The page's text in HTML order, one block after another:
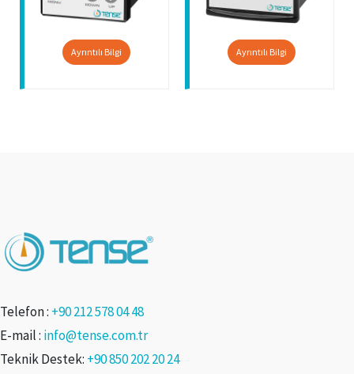
Ayrıntılı Bilgi Ayrıntılı Bilgi
Telefon : +90 212 578 04 48
E-mail : info@tense.com.tr
Teknik Destek: +90 850 202 20 24